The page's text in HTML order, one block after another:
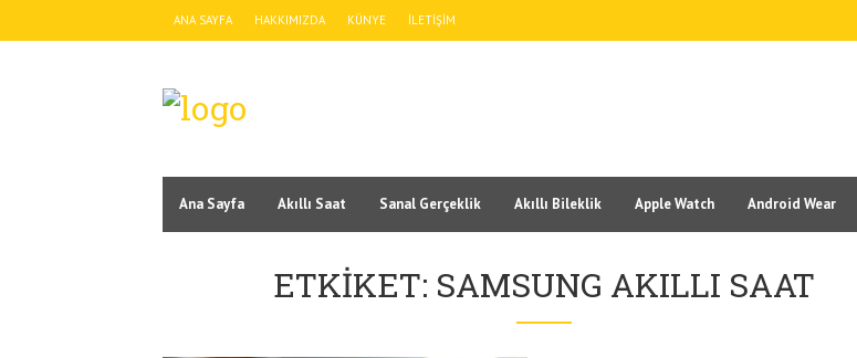
ANA SAYFA HAKKIMIZDA KÜNYE İLETIŞIM
Ana Sayfa Akıllı Saat Sanal Gerçeklik Akıllı Bileklik Apple Watch Android Wear
ETKIKET: SAMSUNG AKILLI SAAT